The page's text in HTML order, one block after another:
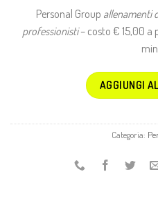
Personal Group allenamenti
professionisti– costo € 15,00 a
AGGIUNGI
Categoria: